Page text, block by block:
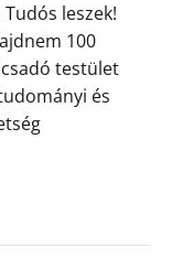
leszek!
100
testület
és